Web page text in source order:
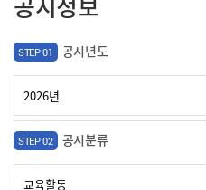
STEP 01 공시년도
STEP 02 공시분류